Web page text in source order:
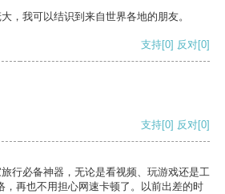
，我可以结识到来自世界各地的朋友。
支持[0] 反对[0]
支持[0] 反对[0]
行必备神器，无论是看视频、玩游戏还是工
，再也不用担心网速卡顿了。以前出差的时